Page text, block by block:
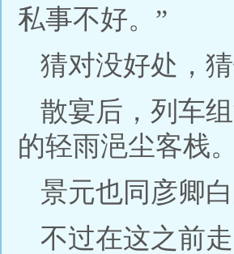
私事不好。”
猜对没好处，
散宴后，列车
的轻雨浥尘客栈。
景元也同彦卿
不过在这之前